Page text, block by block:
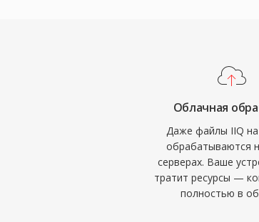
Облачная
Даже файлы IIQ
обрабатываются
серверах. Ваше
тратит ресурсы —
полностью в